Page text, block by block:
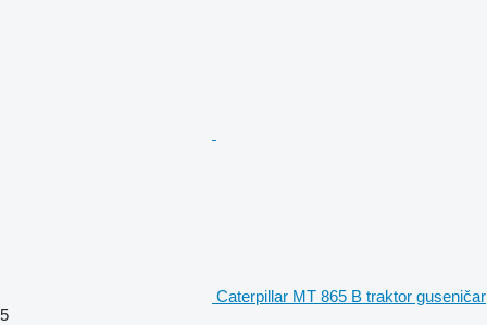
Caterpillar MT 865 B traktor guseničar
5